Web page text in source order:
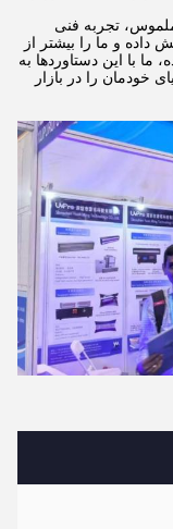
تجربه فنی
داده و ما را بیشتر از
با این دستاوردها به
خودمان را در بازار